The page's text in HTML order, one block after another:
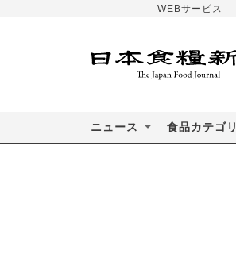
WEBサービス
ニュース 食品カテゴリ